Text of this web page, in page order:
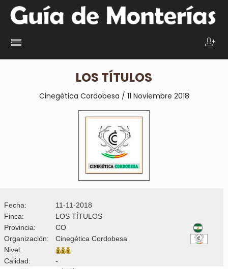
LOS TÍTULOS
Cinegética Cordobesa / 11 Noviembre 2018
Fecha:
11-11-2018
Finca:
LOS TÍTULOS
Provincia:
CO
Organización:
Cinegética Cordobesa
Nivel:
Calidad:
-